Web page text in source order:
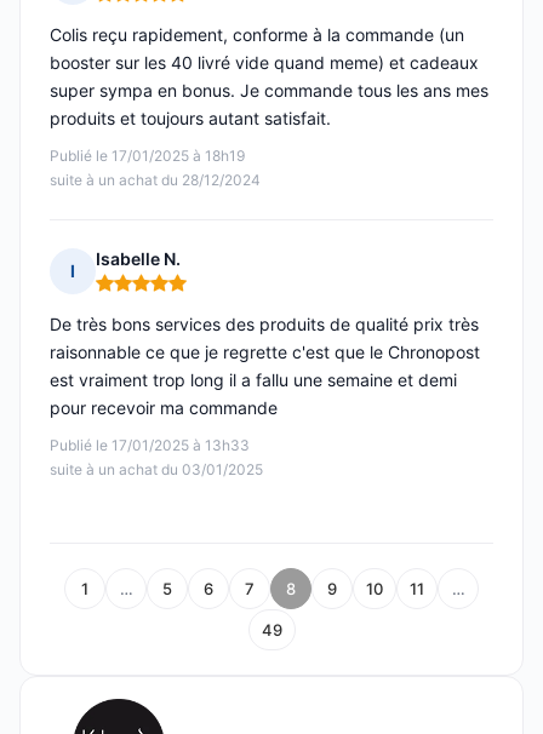
Publié le 17/01/2025 à 18h19
suite à un achat du 28/12/2024
Colis reçu rapidement, conforme à la commande (un
booster sur les 40 livré vide quand meme) et cadeaux
super sympa en bonus. Je commande tous les ans mes
produits et toujours autant satisfait.
I
Isabelle N.
Note : 5 sur 5
Publié le 17/01/2025 à 13h33
suite à un achat du 03/01/2025
De très bons services des produits de qualité prix très
raisonnable ce que je regrette c'est que le Chronopost
est vraiment trop long il a fallu une semaine et demi
pour recevoir ma commande
1 … 5 6 7 8 9 10 11 …
49